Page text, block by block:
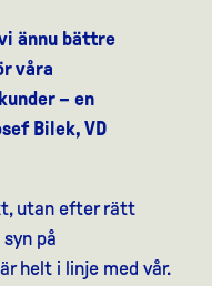
ännu bättre
våra
– en
Bilek, VD
utan efter rätt
på
helt i linje med vår.